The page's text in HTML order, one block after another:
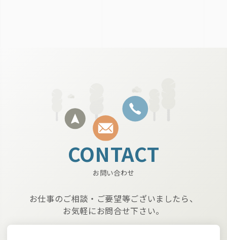
CONTACT
お問い合わせ
お仕事のご相談・ご要望等ございましたら、
お気軽にお問合せ下さい。